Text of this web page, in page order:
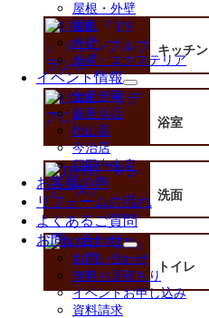
屋根・外壁
屋根
外壁
外構・エクステリア
イベント情報
サ
ブ
ー
展
開
全店合同
新居浜店
松山店
今治店
四国中央店
お客様の声
リフォームの流れ
よくあるご質問
お問い合わせ
サ
ブ
メ
ニ
お問い合わせ
無料お見積もり
イベントお申し込み
資料請求
キッチン
浴室
洗面
トイレ